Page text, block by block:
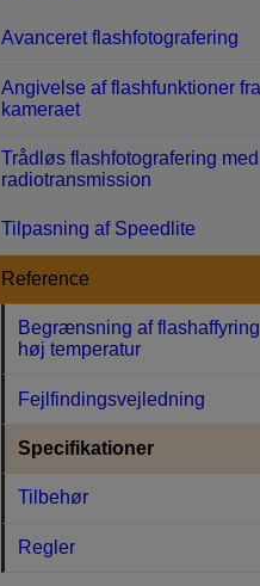
Avanceret flashfotografering
Angivelse af flashfunktioner fra
kameraet
Trådløs flashfotografering med
radiotransmission
Tilpasning af Speedlite
Reference
Begrænsning af
høj temperatur
Fejlfindingsvejledning
Specifikationer
Tilbehør
Regler